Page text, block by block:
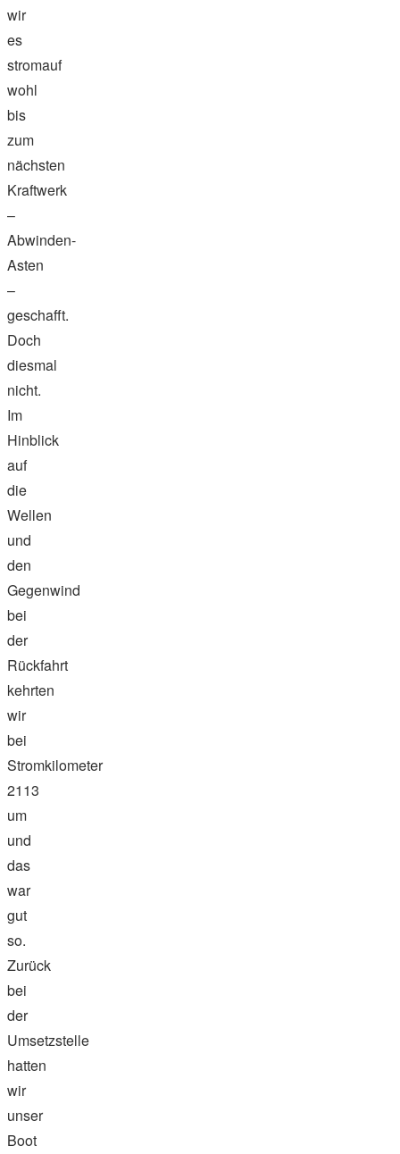
wir
es
stromauf
wohl
bis
zum
nächsten
Kraftwerk
–
Abwinden-
Asten
–
geschafft.
Doch
diesmal
nicht.
Im
Hinblick
auf
die
Wellen
und
den
Gegenwind
bei
der
Rückfahrt
kehrten
wir
bei
Stromkilometer
2113
um
und
das
war
gut
so.
Zurück
bei
der
Umsetzstelle
hatten
wir
unser
Boot